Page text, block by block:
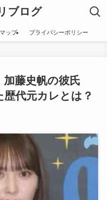
ブログ
ップ プライバシーポリシー
加藤史帆の彼氏
代元カレとは？